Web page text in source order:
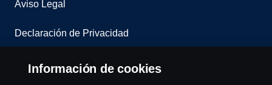
Aviso Legal
Declaración de Privacidad
Contacta con nosotros
Información de cookies